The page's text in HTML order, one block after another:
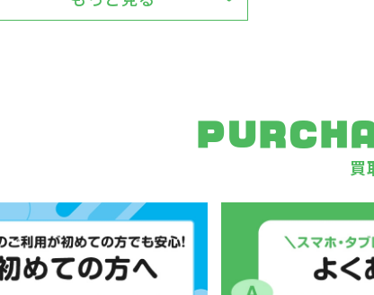
買